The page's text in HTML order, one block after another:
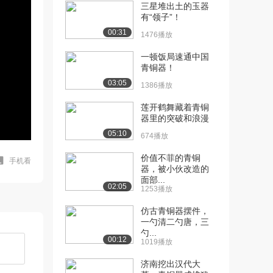
手机看
00:31
三星堆出土的玉器
有“领子”！
1476播放
03:05
一顿饭局速通中国
青铜器！
1386播放
05:10
莲开鹤舞藏着青铜
器里的突破和浪漫
674播放
02:05
价值不菲的青铜
器，被小伙改造的
面部...
1253播放
00:12
仿古青铜器摆件，
一勺清二勺唐，三
勺...
1019播放
济南挖出汉代大